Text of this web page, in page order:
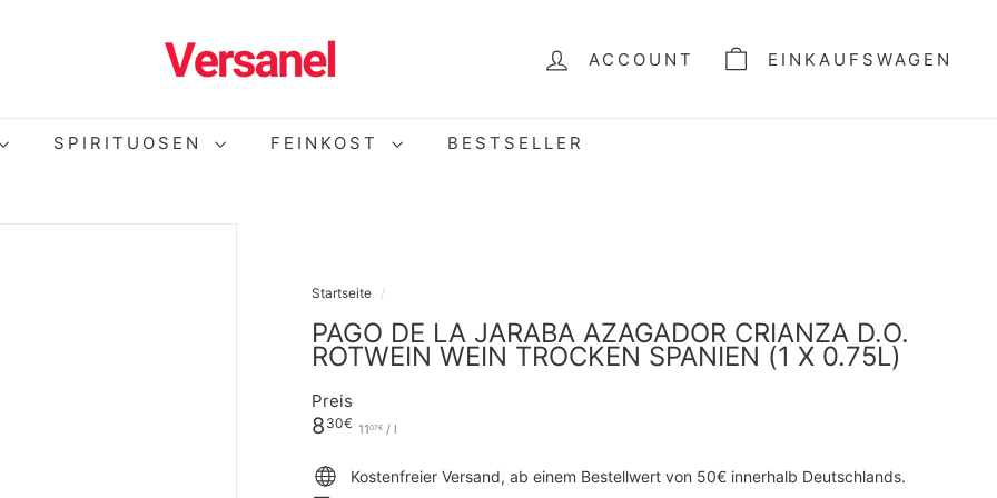
E
R ACCOUNT EINKAUFSWAGEN
SPIRITUOSEN FEINKOST BESTSELLER
Startseite /
PAGO DE LA JARABA AZAGADOR CRIANZA D.O.
ROTWEIN WEIN TROCKEN SPANIEN (1 X 0.75L)
Preis
Normaler
8 30€ 8,30€
1107€ 11,07€
/ l
Kostenfreier Versand, ab einem Bestellwert von 50€ innerhalb Deutschlands.